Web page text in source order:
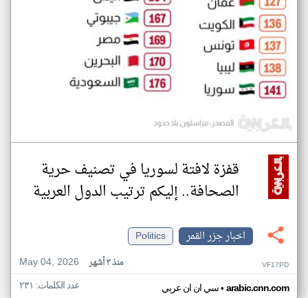
قفزة لافتة لسوريا في تصنيف حرية
الصحافة.. إليكم ترتيب الدول العربية
اخبار جزر القمر
Politics
May 04, 2026
منذ ٣ أشهر VF17PD
سي ان ان عربي• arabic.cnn.com عدد الكلمات: ٢٣١